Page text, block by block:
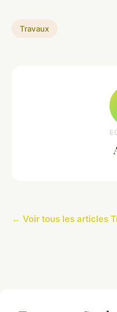
Travaux
← Voir tous les articles